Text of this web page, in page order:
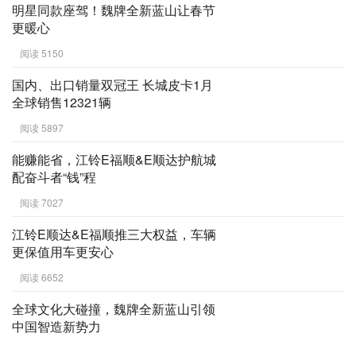
明星同款座驾！魏牌全新蓝山让春节
更暖心
阅读 5150
国内、出口销量双冠王 长城皮卡1月
全球销售12321辆
阅读 5897
能赚能省，江铃E福顺&E顺达护航城
配奋斗者“钱”程
阅读 7027
江铃E顺达&E福顺推三大权益，车辆
更保值用车更安心
阅读 6652
全球文化大碰撞，魏牌全新蓝山引领
中国智造新势力